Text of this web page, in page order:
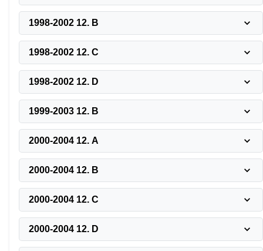
1998-2002 12. B
1998-2002 12. C
1998-2002 12. D
1999-2003 12. B
2000-2004 12. A
2000-2004 12. B
2000-2004 12. C
2000-2004 12. D